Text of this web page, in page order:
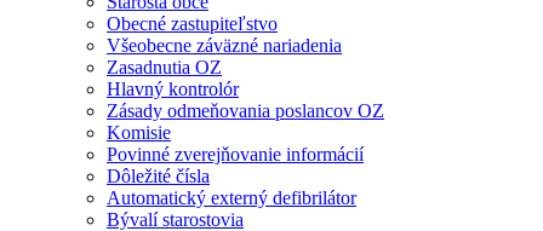
Obecné zastupiteľstvo
Všeobecne záväzné nariadenia
Zasadnutia OZ
Hlavný kontrolór
Zásady odmeňovania poslancov OZ
Komisie
Povinné zverejňovanie informácií
Dôležité čísla
Automatický externý defibrilátor
Bývalí starostovia